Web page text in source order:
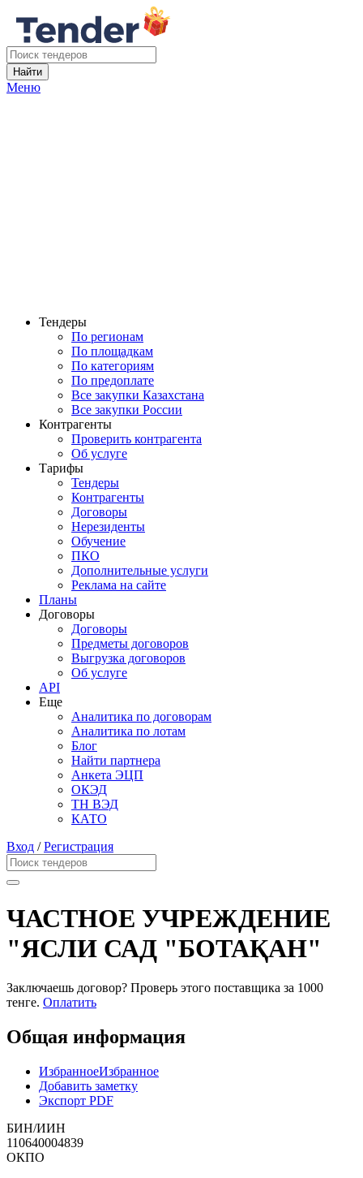
Найти
Меню
Тендеры
По регионам
По площадкам
По категориям
По предоплате
Все закупки Казахстана
Все закупки России
Контрагенты
Проверить контрагента
Об услуге
Тарифы
Тендеры
Контрагенты
Договоры
Нерезиденты
Обучение
ПКО
Дополнительные услуги
Реклама на сайте
Планы
Договоры
Договоры
Предметы договоров
Выгрузка договоров
Об услуге
API
Еще
Аналитика по договорам
Аналитика по лотам
Блог
Найти партнера
Анкета ЭЦП
ОКЭД
ТН ВЭД
КАТО
Вход /Регистрация
ЧАСТНОЕ УЧРЕЖДЕНИЕ
"ЯСЛИ САД "БОТАҚАН"
Заключаешь договор? Проверь этого поставщика за 1000
тенге. Оплатить
Общая информация
ИзбранноеИзбранное
Добавить заметку
Экспорт PDF
БИН/ИИН
110640004839
ОКПО